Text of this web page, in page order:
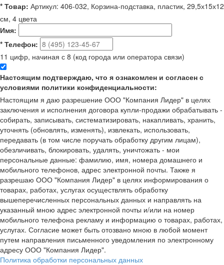
* Товар: Артикул: 406-032, Корзина-подставка, пластик, 29,5х15х12
см, 4 цвета
Имя:
* Телефон:
11 цифр, начиная с 8 (код города или оператора связи)
Настоящим подтверждаю, что я ознакомлен и согласен с
условиями политики конфиденциальности:
Настоящим я даю разрешение ООО "Компания Лидер" в целях
заключения и исполнения договора купли-продажи обрабатывать -
собирать, записывать, систематизировать, накапливать, хранить,
уточнять (обновлять, изменять), извлекать, использовать,
передавать (в том числе поручать обработку другим лицам),
обезличивать, блокировать, удалять, уничтожать - мои
персональные данные: фамилию, имя, номера домашнего и
мобильного телефонов, адрес электронной почты. Также я
разрешаю ООО "Компания Лидер" в целях информирования о
товарах, работах, услугах осуществлять обработку
вышеперечисленных персональных данных и направлять на
указанный мною адрес электронной почты и/или на номер
мобильного телефона рекламу и информацию о товарах, работах,
услугах. Согласие может быть отозвано мною в любой момент
путем направления письменного уведомления по электронному
адресу ООО "Компания Лидер".
Политика обработки персональных данных